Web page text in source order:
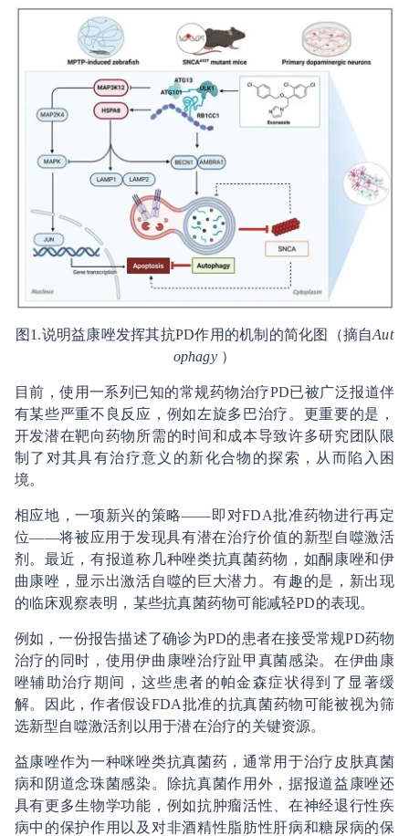
图1.说明益康唑发挥其抗PD作用的机制的简化图（摘自Aut
ophagy）
目前，使用一系列已知的常规药物治疗PD已被广泛报道伴
有某些严重不良反应，例如左旋多巴治疗。更重要的是，
开发潜在靶向药物所需的时间和成本导致许多研究团队限
制了对其具有治疗意义的新化合物的探索，从而陷入困
境。
相应地，一项新兴的策略——即对FDA批准药物进行再定
位——将被应用于发现具有潜在治疗价值的新型自噬激活
剂。最近，有报道称几种唑类抗真菌药物，如酮康唑和伊
曲康唑，显示出激活自噬的巨大潜力。有趣的是，新出现
的临床观察表明，某些抗真菌药物可能减轻PD的表现。
例如，一份报告描述了确诊为PD的患者在接受常规PD药物
治疗的同时，使用伊曲康唑治疗趾甲真菌感染。在伊曲康
唑辅助治疗期间，这些患者的帕金森症状得到了显著缓
解。因此，作者假设FDA批准的抗真菌药物可能被视为筛
选新型自噬激活剂以用于潜在治疗的关键资源。
益康唑作为一种咪唑类抗真菌药，通常用于治疗皮肤真菌
病和阴道念珠菌感染。除抗真菌作用外，据报道益康唑还
具有更多生物学功能，例如抗肿瘤活性、在神经退行性疾
病中的保护作用以及对非酒精性脂肪性肝病和糖尿病的保